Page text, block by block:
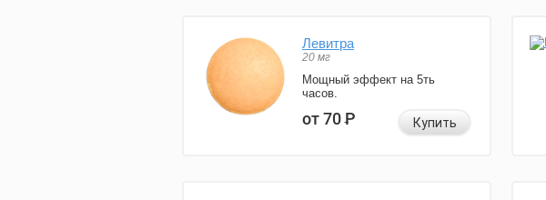
Левитра
20 мг
Мощный эффект на 5ть
часов.
от 70Р Купить